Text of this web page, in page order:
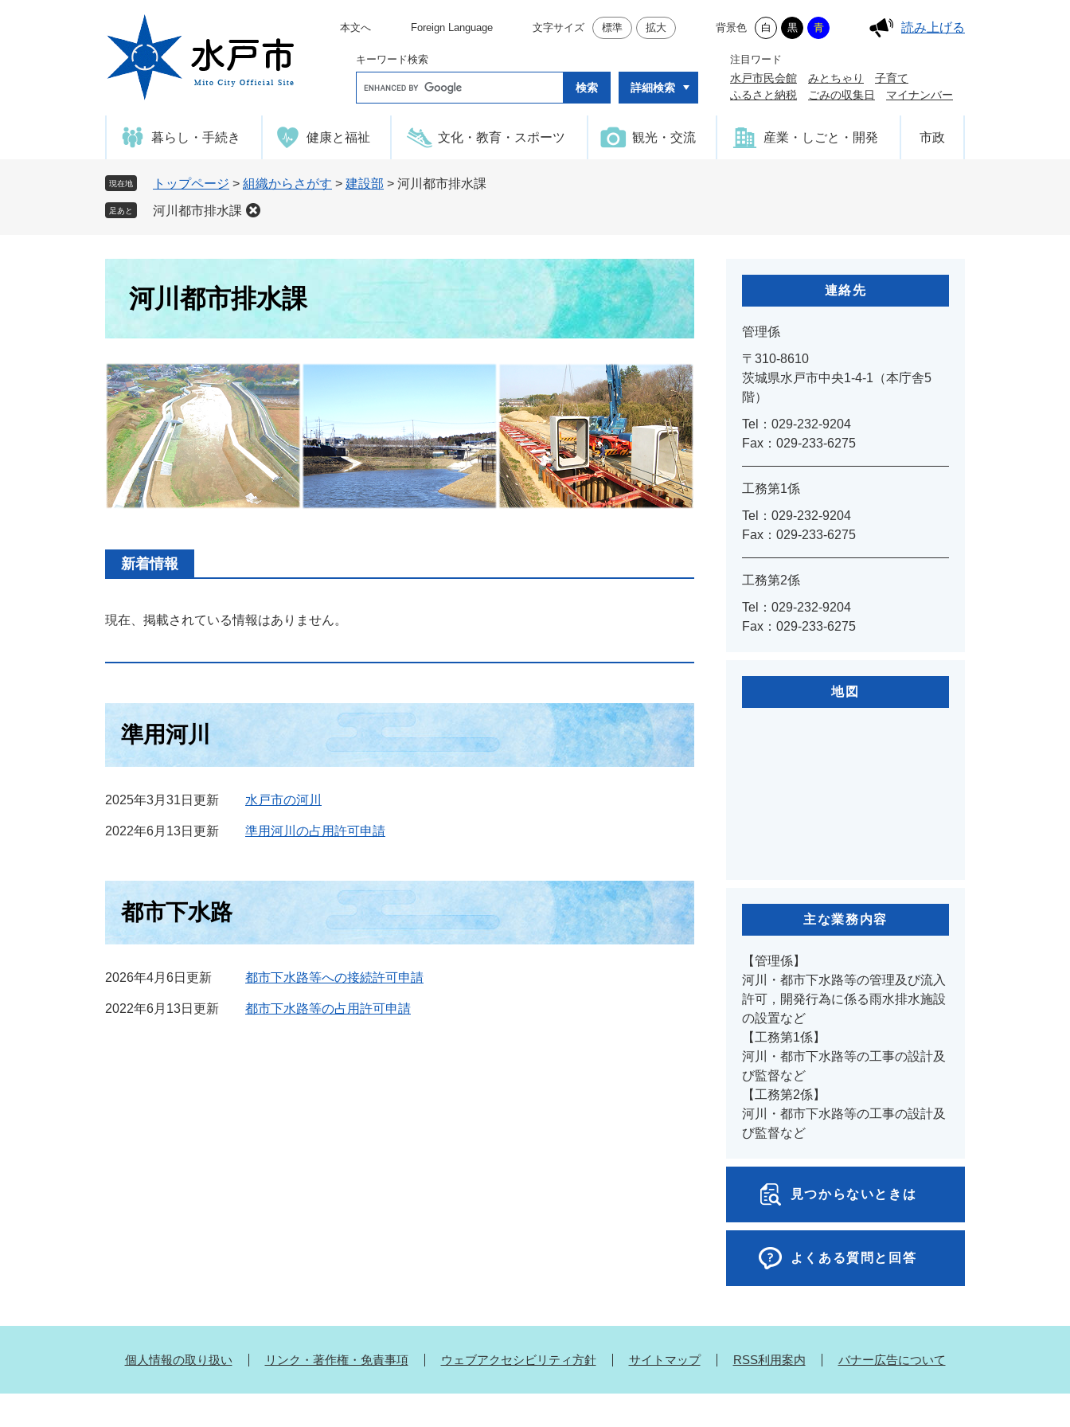
本文へ Foreign Language 文字サイズ 標準 拡大 背景色 白 黒 青 読み上げる
キーワード検索
o
e
タ
ム
詳細検索
注目ワード
水戸市民会館 みとちゃり
子育て
ふるさと納税
ごみの収集日 マイナンバー
暮らし・手続き 健康と福祉 文化・教育・スポーツ 観光・交流 産業・しごと・開発 市政
現在地 トップページ > 組織からさがす > 建設部 > 河川都市排水課
足あと 河川都市排水課
河川都市排水課
新着情報
現在、掲載されている情報はありません。
準用河川
2025年3月31日更新 水戸市の河川
2022年6月13日更新 準用河川の占用許可申請
都市下水路
2026年4月6日更新 都市下水路等への接続許可申請
2022年6月13日更新 都市下水路等の占用許可申請
連絡先
管理係
〒310-8610
茨城県水戸市中央1-4-1（本庁舎5
階）
Tel：029-232-9204
Fax：029-233-6275
工務第1係
Tel：029-232-9204
Fax：029-233-6275
工務第2係
Tel：029-232-9204
Fax：029-233-6275
地図
主な業務内容
【管理係】
河川・都市下水路等の管理及び流入
許可，開発行為に係る雨水排水施設
の設置など
【工務第1係】
河川・都市下水路等の工事の設計及
び監督など
【工務第2係】
河川・都市下水路等の工事の設計及
び監督など
見つからないときは
よくある質問と回答
個人情報の取り扱い リンク・著作権・免責事項 ウェブアクセシビリティ方針 サイトマップ RSS利用案内 バナー広告について